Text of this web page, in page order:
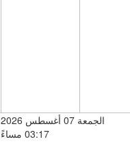
الجمعة 07 أغسطس 2026
03:17 مساءً